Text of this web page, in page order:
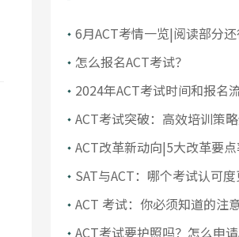
6月ACT考情一览|阅读部分
还是有不小难度
怎么报名ACT考试？
2024年ACT考试时间和报名
ACT考试突破：高效培训策
ACT改革新动向|5大改革要
享!
SAT与ACT：哪个考试认可度
ACT 考试：你必须知道的注意
ACT考试要护照吗？怎么申请